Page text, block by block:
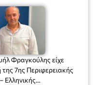
Φραγκούλης είχε
7ης Περιφερειακής
Ελληνικής